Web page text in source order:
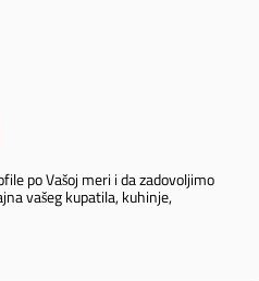
po Vašoj meri i da zadovoljimo
vašeg kupatila, kuhinje,